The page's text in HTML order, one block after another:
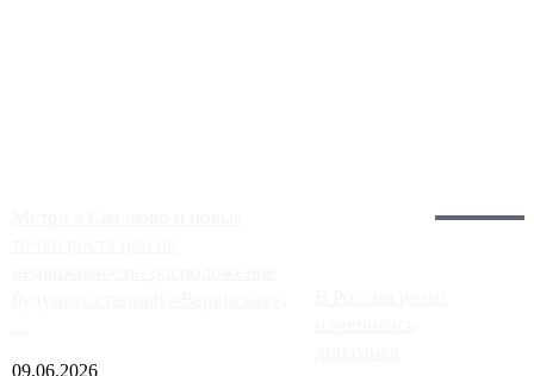
09.06.2026